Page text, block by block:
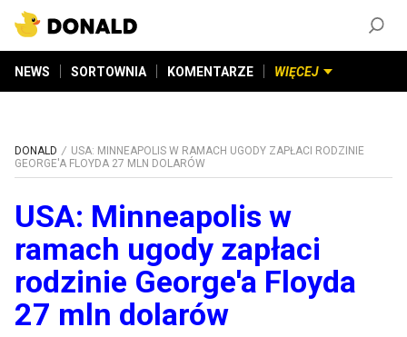
NEWS SORTOWNIA KOMENTARZE WIĘCEJ
DONALD
USA: MINNEAPOLIS W RAMACH UGODY ZAPŁACI RODZINIE
GEORGE'A FLOYDA 27 MLN DOLARÓW
USA: Minneapolis w
ramach ugody zapłaci
rodzinie George'a Floyda
27 mln dolarów